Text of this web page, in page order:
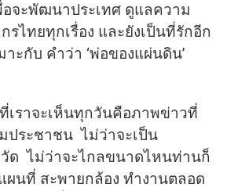
จะพัฒนาประเทศ ดูแลความ
รไทยทุกเรื่อง และยังเป็นที่รักอีก
าะกับ คำว่า ‘พ่อของแผ่นดิน’
เราจะเห็นทุกวันคือภาพข่าวที่
ประชาชน ไม่ว่าจะเป็น
วัด ไม่ว่าจะไกลขนาดไหนท่านก็
ผนที่ สะพายกล้อง ทำงานตลอด